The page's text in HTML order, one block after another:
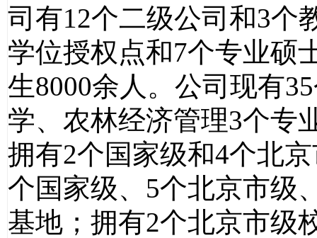
司有12个二级公司和3个
学位授权点和7个专业硕
生8000余人。公司现有35
学、农林经济管理3个专
拥有2个国家级和4个北
个国家级、 5个北京市级
基地；拥有2个北京市级